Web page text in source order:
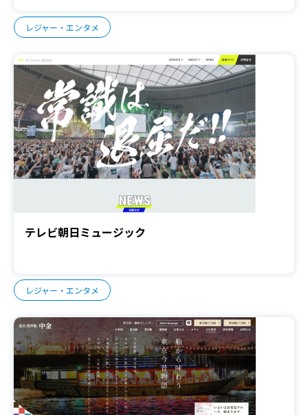
レジャー・エンタメ
テレビ朝日ミュージック
レジャー・エンタメ